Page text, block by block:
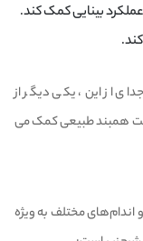
بینایی کمک کند.
از این، یکی دیگر از
همبند طبیعی کمک می
اندام‌های مختلف به ویژه